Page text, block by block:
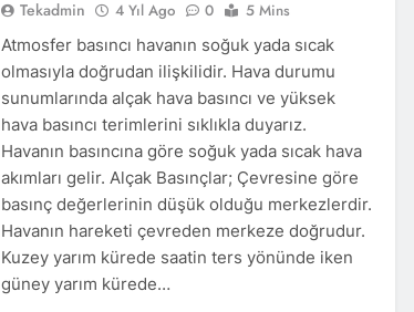
Tekadmin 4 Yıl Ago 0
5 Mins
Atmosfer basıncı havanın soğuk yada sıcak
olmasıyla doğrudan ilişkilidir. Hava durumu
sunumlarında alçak hava basıncı ve yüksek
hava basıncı terimlerini sıklıkla duyarız.
Havanın basıncına göre soğuk yada sıcak hava
akımları gelir. Alçak Basınçlar; Çevresine göre
basınç değerlerinin düşük olduğu merkezlerdir.
Havanın hareketi çevreden merkeze doğrudur.
Kuzey yarım kürede saatin ters yönünde iken
güney yarım kürede…